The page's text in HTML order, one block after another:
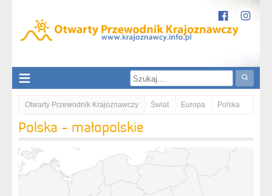
Otwarty Przewodnik Krajoznawczy Świat Europa Polska
małopolskie Karpaty Gorce
Polska - małopolskie